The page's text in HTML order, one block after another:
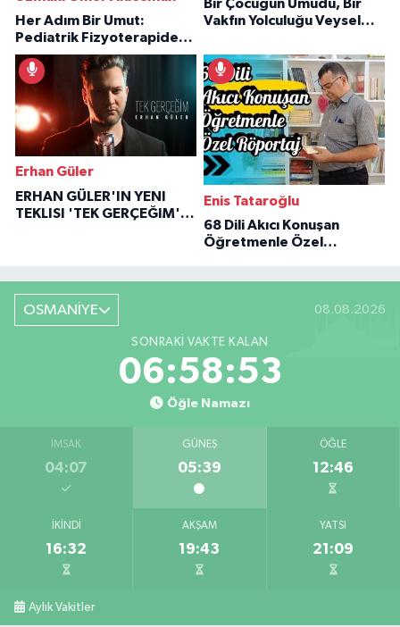
Her Adım Bir Umut:
Pediatrik Fizyoterapiden
İlham Veren Hikâyeler
Bir Çocuğun Umudu, Bir
Vakfın Yolculuğu Veysel
Erhan Güler
ERHAN GÜLER'IN YENI
TEKLISI 'TEK GERÇEĞIM'LE
Enis Tataroğlu
68 Dili Akıcı Konuşan
Öğretmenle Özel
OSMANİYE 08.08.2026
SONRAKI VAKTE KALAN
06:58:52
Öğle Namazı
İMSAK
04:07
GÜNEŞ
05:39
ÖĞLE
12:46
İKINDI
16:32
AKŞAM
19:43
YATSI
21:09
Aylık Vakitler